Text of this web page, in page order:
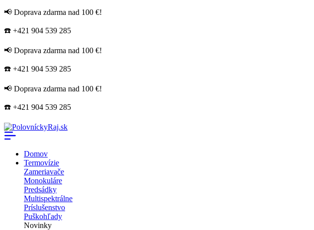
📢 Doprava zdarma nad 100 €!
☎️ +421 904 539 285
📢 Doprava zdarma nad 100 €!
☎️ +421 904 539 285
📢 Doprava zdarma nad 100 €!
☎️ +421 904 539 285
Domov
Termovízie
Zameriavače
Monokuláre
Predsádky
Multispektrálne
Príslušenstvo
Puškohľady
Novinky